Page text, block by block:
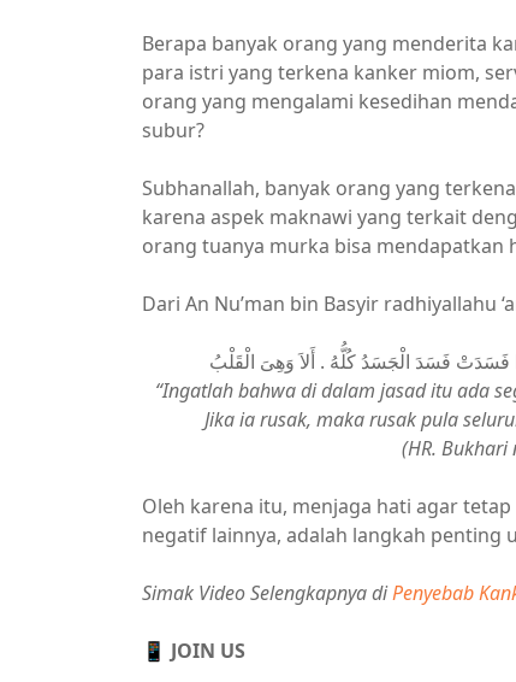
Berapa banyak orang yang menderita
para istri yang terkena kanker miom,
orang yang mengalami kesedihan
subur?
Subhanallah, banyak orang yang
karena aspek maknawi yang terkait
orang tuanya murka bisa mendapatkan
Dari An Nu’man bin Basyir radhiyallahu
فَسَدَتْ فَسَدَ الْجَسَدُ كُلُّهُ . أَلاَ وَهِىَ الْقَلْبُ
“Ingatlah bahwa di dalam jasad itu ada
Jika ia rusak, maka rusak pula
(HR.
Oleh karena itu, menjaga hati agar
negatif lainnya, adalah langkah penting
Simak Video Selengkapnya diPenyebab
📱 JOIN US